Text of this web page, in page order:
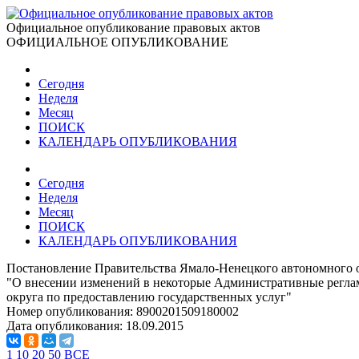
Официальное опубликование правовых актов
ОФИЦИАЛЬНОЕ ОПУБЛИКОВАНИЕ
Сегодня
Неделя
Месяц
ПОИСК
КАЛЕНДАРЬ ОПУБЛИКОВАНИЯ
Сегодня
Неделя
Месяц
ПОИСК
КАЛЕНДАРЬ ОПУБЛИКОВАНИЯ
Постановление Правительства Ямало-Ненецкого
"О внесении изменений в некоторые Административные
округа по предоставлению государственных услуг"
Номер опубликования: 8900201509180002
Дата опубликования: 18.09.2015
1 10 20 50 ВСЕ